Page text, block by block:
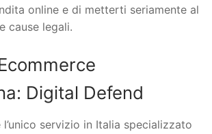
online e di metterti seriamente al
cause legali.
Digital Defend
servizio in Italia specializzato